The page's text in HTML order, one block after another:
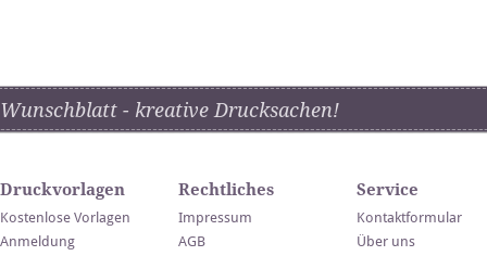
Wunschblatt - kreative Drucksachen!
Druckvorlagen
Kostenlose Vorlagen
Anmeldung
Rechtliches
Impressum
AGB
Service
Kontaktformular
Über uns